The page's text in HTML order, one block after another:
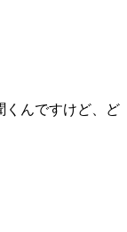
くんですけど、ど